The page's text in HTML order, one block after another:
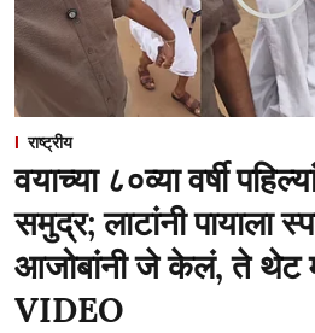
राष्ट्रीय
वयाच्या ८०व्या वर्षी
समुद्र; लाटांनी पायाला
आजोबांनी जे केलं, ते थेट
VIDEO